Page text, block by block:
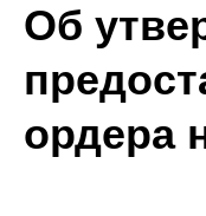
Об
ордера